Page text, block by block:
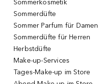
Sommerkosmetik
Sommerdüfte
Sommer Parfum für Damen
Sommerdüfte für Herren
Herbstdüfte
Make-up-Services
Tages-Make-up im Store